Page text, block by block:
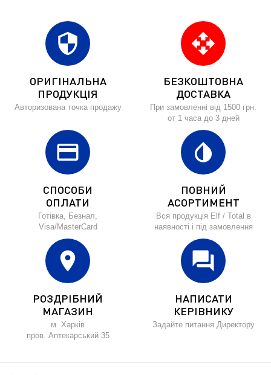
security
ОРИГІНАЛЬНА
ПРОДУКЦІЯ
Авторизована точка продажу
open_with
БЕЗКОШТОВНА
ДОСТАВКА
При замовленні від 1500 грн.
от 1 часа до 3 дней
credit_card
СПОСОБИ
ОПЛАТИ
Готівка, Безнал,
Visa/MasterCard
invert_colors
ПОВНИЙ
АСОРТИМЕНТ
Вся продукція Elf / Total в
наявності і під замовлення
location_on
РОЗДРІБНИЙ
МАГАЗИН
м. Харків
пров. Аптекарський 35
forum
НАПИСАТИ
КЕРІВНИКУ
Задайте питання Директору